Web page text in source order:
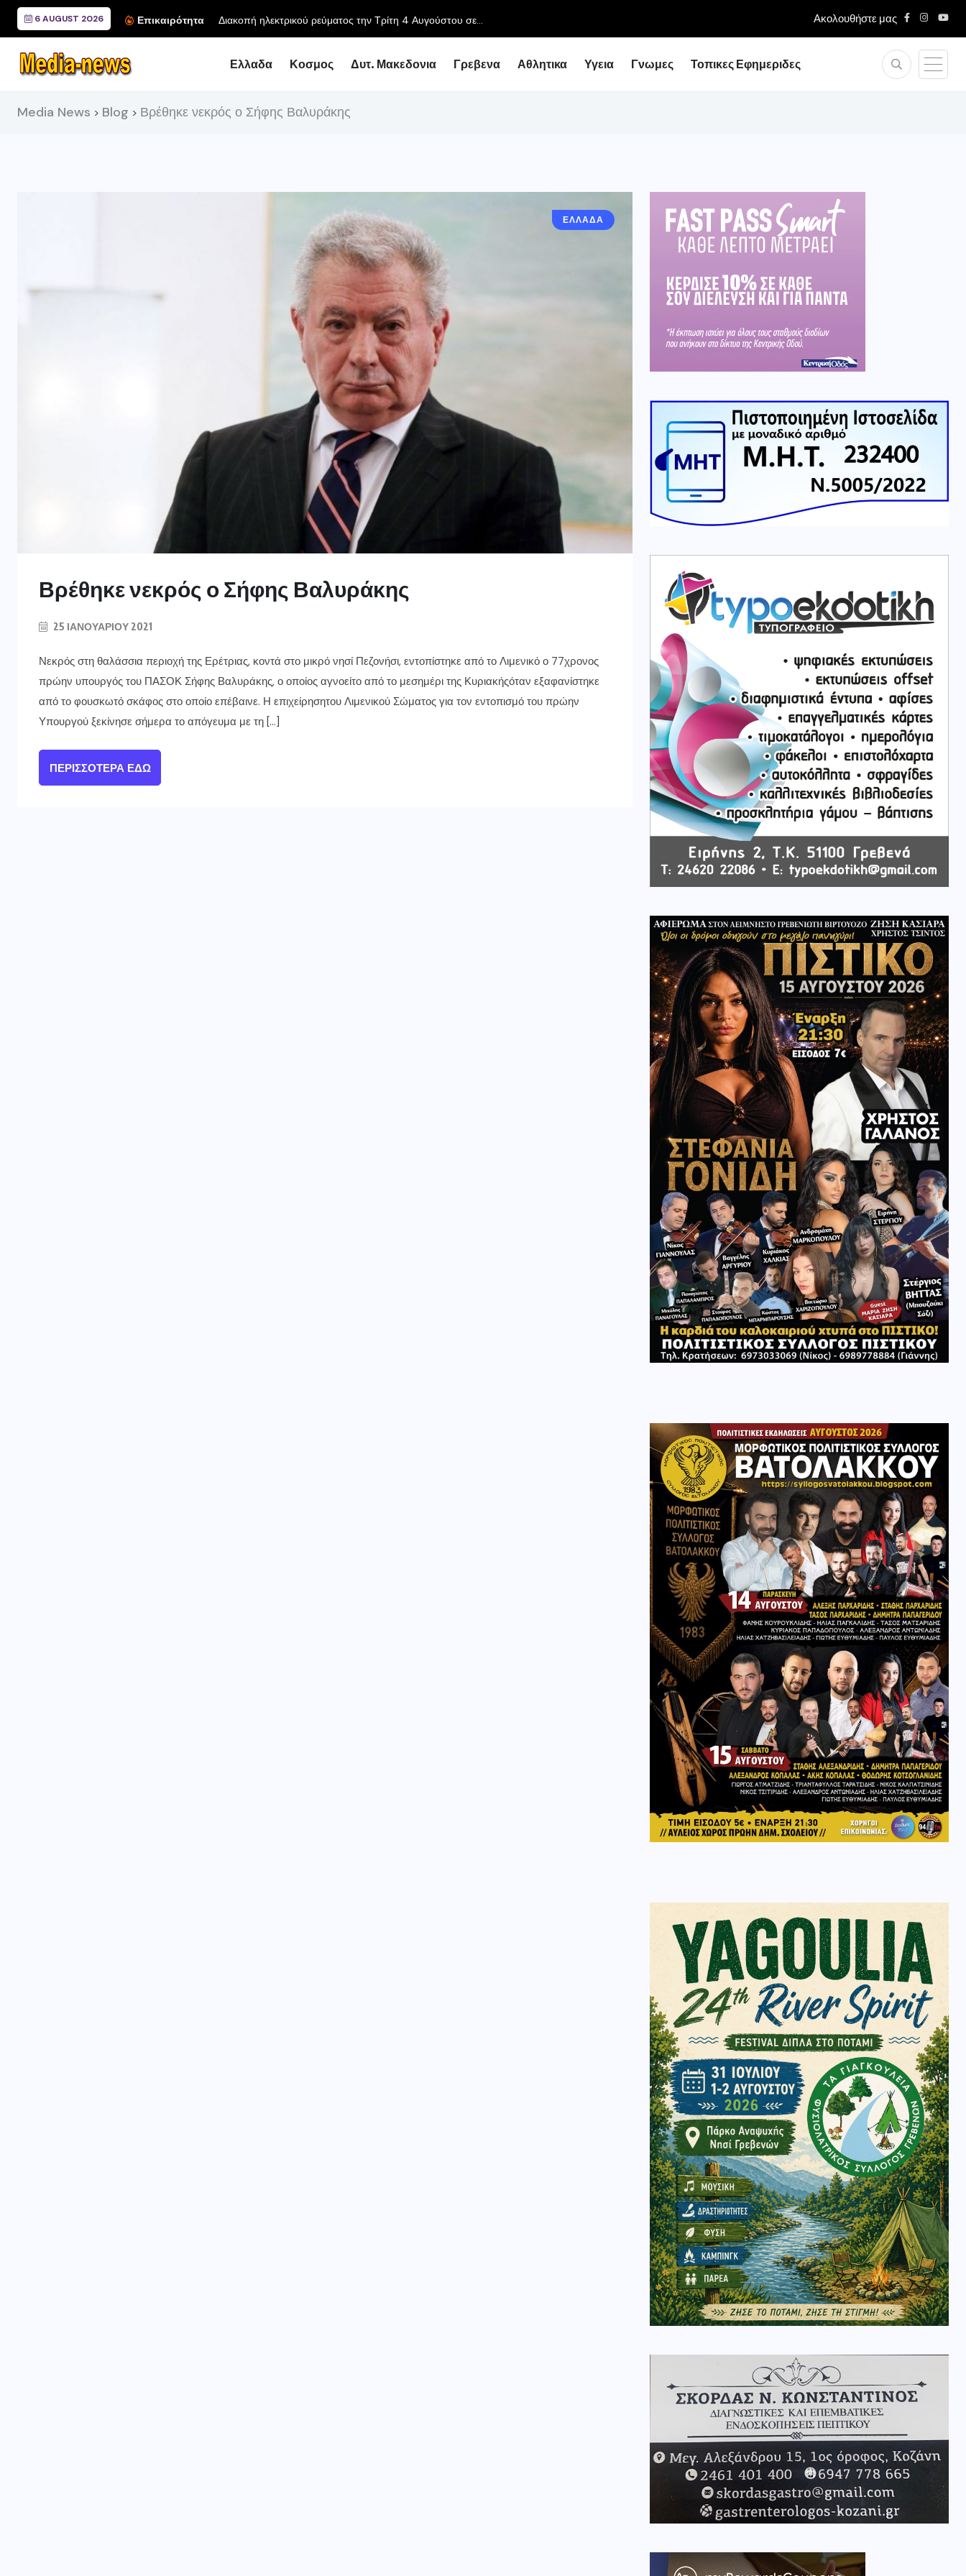
6 AUGUST 2026 Επικαιρότητα Διακοπή ηλεκτρικού ρεύματος την Τρίτη 4 Αυγούστου σε... Ακολουθήστε μας
Ελλαδα Κοσμος Δυτ. Μακεδονια Γρεβενα Αθλητικα Υγεια Γνωμες Τοπικες Εφημεριδες
Media News > Blog > Βρέθηκε νεκρός ο Σήφης Βαλυράκης
ΕΛΛΑΔΑ
Βρέθηκε νεκρός ο Σήφης Βαλυράκης
25 ΙΑΝΟΥΑΡΊΟΥ 2021
Νεκρός στη θαλάσσια περιοχή της Ερέτριας, κοντά στο μικρό νησί Πεζονήσι, εντοπίστηκε από το Λιμενικό ο 77χρονος
πρώην υπουργός του ΠΑΣΟΚ Σήφης Βαλυράκης, ο οποίος αγνοείτο από το μεσημέρι της Κυριακήςόταν εξαφανίστηκε
από το φουσκωτό σκάφος στο οποίο επέβαινε. Η επιχείρησητου Λιμενικού Σώματος για τον εντοπισμό του πρώην
Υπουργού ξεκίνησε σήμερα το απόγευμα με τη […]
ΠΕΡΙΣΣΌΤΕΡΑ ΕΔΏ